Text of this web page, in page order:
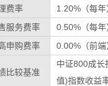
费率
1.20%（每年
服务费率
0.50%（每年
申购费率
0.00%（前端
比较基准
中证800成长
值)指数收益